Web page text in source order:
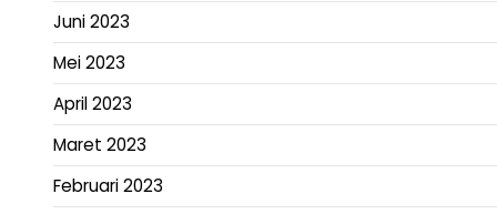
Juni 2023
Mei 2023
April 2023
Maret 2023
Februari 2023